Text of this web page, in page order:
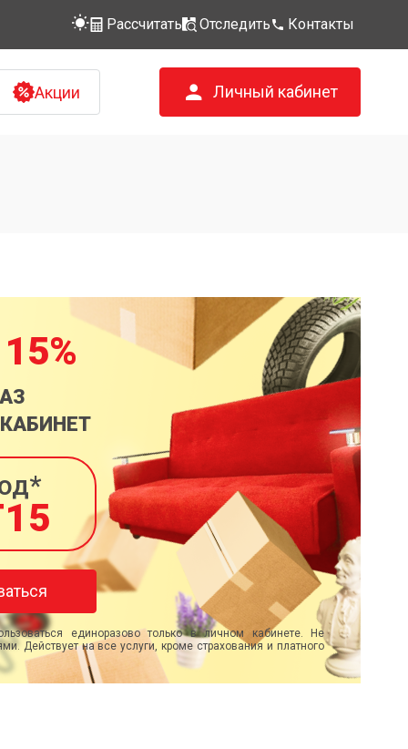
Рассчитать Отследить Контакты
Акции Личный кабинет
единоразово только в личном кабинете. Не
Действует на все услуги, кроме страхования и платного